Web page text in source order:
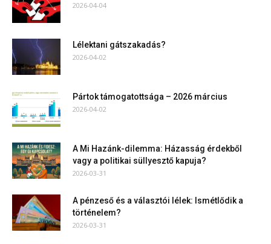
2026-04-04
Lélektani gátszakadás?
2026-04-02
Pártok támogatottsága – 2026 március
2026-04-02
A Mi Hazánk-dilemma: Házasság érdekből
vagy a politikai süllyesztő kapuja?
2026-03-31
A pénzeső és a választói lélek: Ismétlődik a
történelem?
2026-03-31